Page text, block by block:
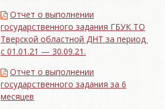
Отчет о выполнении
государственного задания ГБУК ТО
Тверской областной ДНТ за период
с 01.01.21 — 30.09.21.
Отчет о выполнении
государственного задания за 6
месяцев